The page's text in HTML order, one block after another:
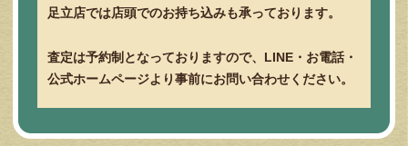
足立店では店頭でのお持ち込みも承っております。
査定は予約制となっておりますので、LINE・お電話・
公式ホームページより事前にお問い合わせください。